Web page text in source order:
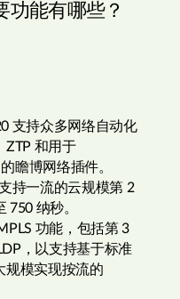
功能有哪些？
支持众多网络自动化
ZTP 和用于
瞻博网络插件。
持一流的云规模第 2
750 纳秒。
功能，包括第 3
，以支持基于标准
规模实现按流的